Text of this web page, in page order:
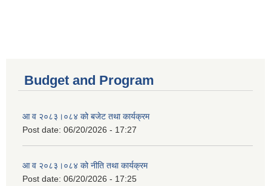
Budget and Program
आ व २०८३।०८४ को बजेट तथा कार्यक्रम
Post date: 06/20/2026 - 17:27
आ व २०८३।०८४ को नीति तथा कार्यक्रम
Post date: 06/20/2026 - 17:25